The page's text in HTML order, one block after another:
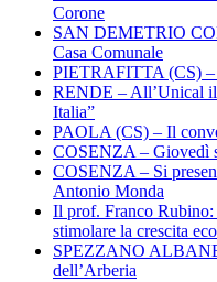
Corone
SAN DEMETRIO
Casa Comunale
PIETRAFITTA (CS) –
RENDE – All’Unical il
Italia”
PAOLA (CS) – Il
COSENZA – Giovedì
COSENZA – Si
Antonio Monda
Il prof. Franco Rubino:
stimolare la crescita
SPEZZANO
dell’Arberia